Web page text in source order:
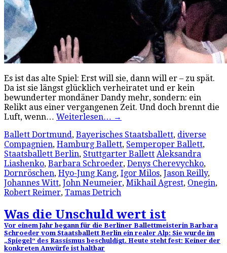
Es ist das alte Spiel: Erst will sie, dann will er – zu spät.
Da ist sie längst glücklich verheiratet und er kein
bewunderter mondäner Dandy mehr, sondern: ein
Relikt aus einer vergangenen Zeit. Und doch brennt die
Luft, wenn… Weiterlesen… →
Ballett Dortmund, Bayerisches Staatsballett, diverse
Compagnien, Hamburg Ballett, Semperoper Ballett,
Staatsballett Berlin, Stuttgarter Ballett Aleksandra
Liashenko, Barbara Schroeder, Denys Cherevychko,
Dornröschen, Hyo-Jung Kang, Igor Milos, Jason Reilly,
Johannes Witt, John Neumeier, Mikhail Agrest, Onegin,
Robert Reimer, Tamas Detrich
Was die Unschuld wert ist
Vor einem Jahr begann für die Berliner Ballettmeisterin Barbara
Schroeder vom Staatsballett Berlin ein realer Alp: Sie wurde im
„Spiegel“ des Rassismus beschuldigt. Heute steht fest: Keiner der
konkreten Anwürfe ist haltbar